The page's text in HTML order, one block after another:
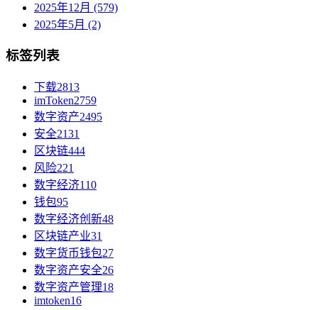
2025年12月 (579)
2025年5月 (2)
标签列表
下载2813
imToken2759
数字资产2495
安全2131
区块链444
风险221
数字经济110
钱包95
数字经济创新48
区块链产业31
数字货币钱包27
数字资产安全26
数字资产管理18
imtoken16